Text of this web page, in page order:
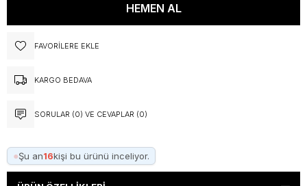
FAVORILERE EKLE
KARGO BEDAVA
SORULAR (0) VE CEVAPLAR (0)
●Şu an16kişi bu ürünü inceliyor.